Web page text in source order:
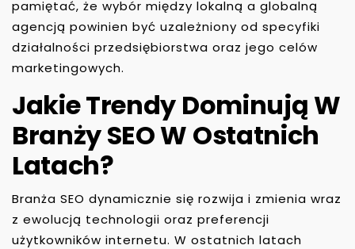
pamiętać, że wybór między lokalną a globalną
agencją powinien być uzależniony od specyfiki
działalności przedsiębiorstwa oraz jego celów
marketingowych.
Jakie Trendy Dominują W
Branży SEO W Ostatnich
Latach?
Branża SEO dynamicznie się rozwija i zmienia wraz
z ewolucją technologii oraz preferencji
użytkowników internetu. W ostatnich latach